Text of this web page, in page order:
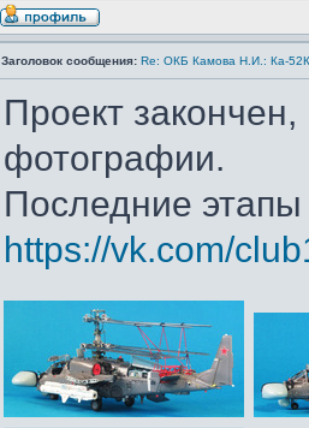
Заголовок сообщения: Re: ОКБ Камова Н.И.: Ка-
Проект
фотографии.
Последние этапы
https://vk.com/